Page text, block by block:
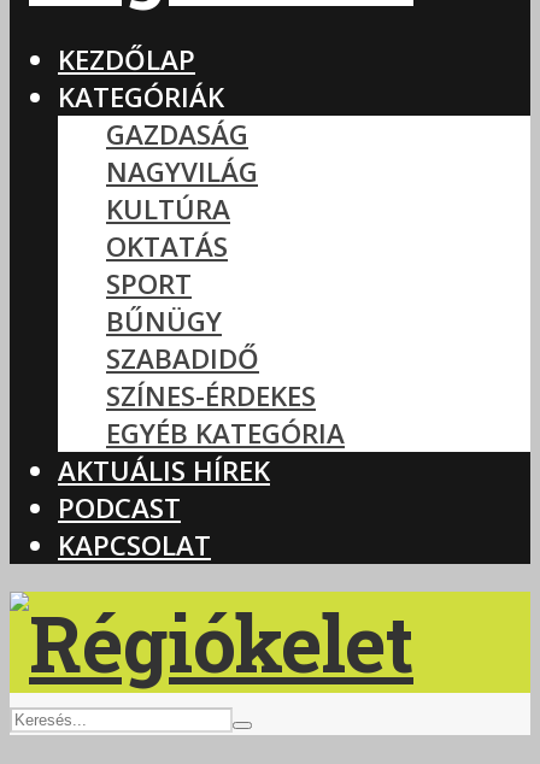
KEZDŐLAP
KATEGÓRIÁK
GAZDASÁG
NAGYVILÁG
KULTÚRA
OKTATÁS
SPORT
BŰNÜGY
SZABADIDŐ
SZÍNES-ÉRDEKES
EGYÉB KATEGÓRIA
AKTUÁLIS HÍREK
PODCAST
KAPCSOLAT